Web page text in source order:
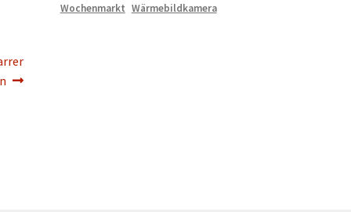
Wochenmarkt Wärmebildkamera